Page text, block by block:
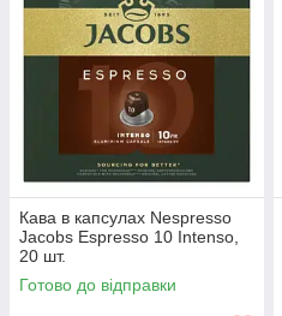
Кава в капсулах Nespresso
Jacobs Espresso 10 Intenso,
20 шт.
Готово до відправки